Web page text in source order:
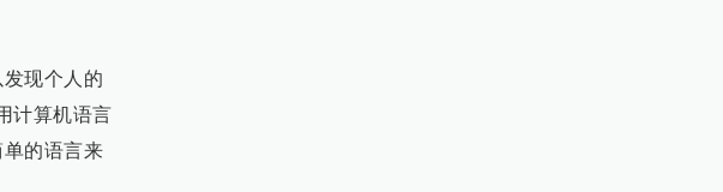
现个人的
计算机语言
的语言来